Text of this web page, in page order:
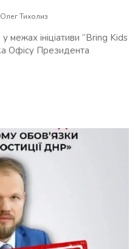
Олег Тихолиз
межах ініціативи “Bring Kids
Офісу Президента